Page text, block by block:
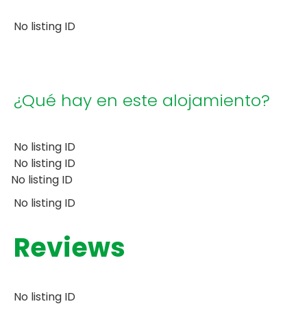
No listing ID
¿Qué hay en este alojamiento?
No listing ID
No listing ID
No listing ID
No listing ID
Reviews
No listing ID